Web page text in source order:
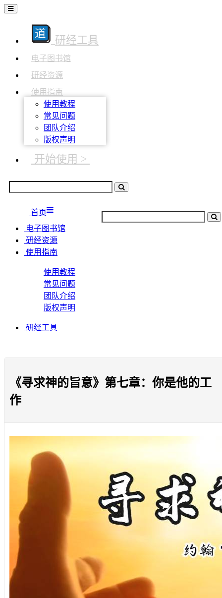
研经工具
电子图书馆
研经资源
使用指南
使用教程
常见问题
团队介绍
版权声明
开始使用 >
首页
电子图书馆
研经资源
使用指南
使用教程
常见问题
团队介绍
版权声明
研经工具
《寻求神的旨意》第七章：你是他的工
作